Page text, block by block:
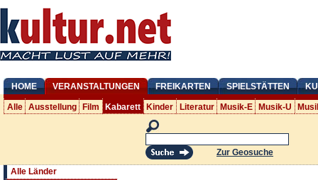
HOME VERANSTALTUNGEN FREIKARTEN SPIELSTÄTTEN
Alle Ausstellung Film Kabarett Kinder Literatur Musik-E Musik-U
Zur Geosuche
Alle Länder